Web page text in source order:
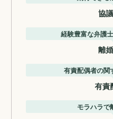
協
経験豊富な弁護
離
有責配偶者の関
有責
モラハラで